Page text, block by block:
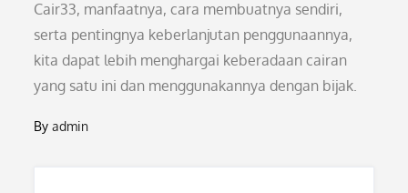
Cair33, manfaatnya, cara membuatnya sendiri,
serta pentingnya keberlanjutan penggunaannya,
kita dapat lebih menghargai keberadaan cairan
yang satu ini dan menggunakannya dengan bijak.
Byadmin